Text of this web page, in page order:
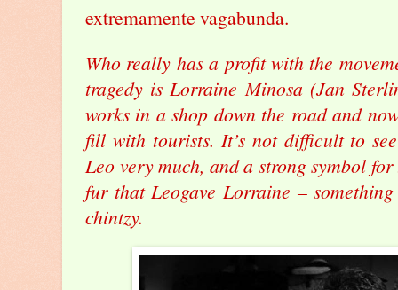
extremamente vagabunda.
Who really has a profit with the
tragedy is Lorraine Minosa (Jan
works in a shop down the road and
fill with tourists. It’s not difficult to
Leo very much, and a strong symbol
fur that Leogave Lorraine –
chintzy.